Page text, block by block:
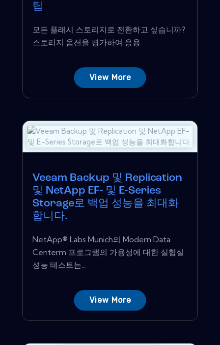
팁
모든 플래시 스토리지로 전환하고 싶습니까?
스토리지 옵션을 평가하여 응용...
View More
Veeam Backup 및 Replication
및 NetApp EF- 및 E-Series
Storage로 백업 성능을 최대화
합니다.
NetApp® Labs Munich의 Modern Data
Centerm 프로그램의 가용성에 대한 실험실
성능 테스트는...
View More